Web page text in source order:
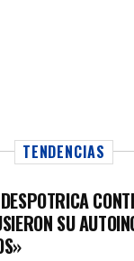
TENDENCIAS
SU